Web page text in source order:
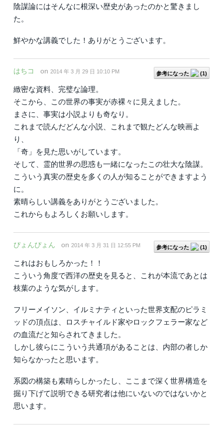
陰謀論にはそんなに根深い歴史があったのかと驚きまし
た。
鮮やかな講義でした！ありがとうございます。
参考になった (1)
はちコ on 2014 年 3 月 29 日 10:10 PM
緻密な資料、完璧な論理。
そこから、この世界の事実が赤裸々に見えました。
まさに、事実は小説よりも奇なり。
これまで読んだどんな小説、これまで観たどんな映画よ
り、
「奇」を見た思いがしています。
そして、霊的世界の思惑も一緒になったこの壮大な陰謀。
こういう真実の歴史を多くの人が知ることができますよう
に。
素晴らしい講義をありがとうございました。
これからもよろしくお願いします。
参考になった (1)
ぴょんぴょん on 2014 年 3 月 31 日 12:55 PM
これはおもしろかった！！
こういう角度で西洋の歴史を見ると、これが本流であとは
枝葉のような気がします。
フリーメイソン、イルミナティといった世界支配のピラミ
ッドの頂点は、ロスチャイルド家やロックフェラー家など
の血流だと知らされてきました。
しかし彼らにこういう共通項があることは、内部の者しか
知らなかったと思います。
系図の構築も素晴らしかったし、ここまで深く世界構造を
掘り下げて説明できる研究者は他にいないのではないかと
思います。